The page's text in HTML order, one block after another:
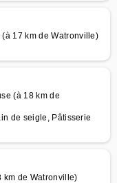
17 km de Watronville)
(à 18 km de
de seigle, Pâtisserie
km de Watronville)